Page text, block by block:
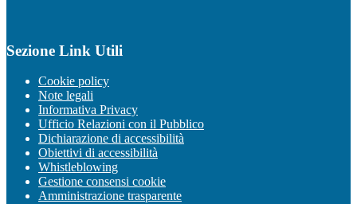
Sezione Link Utili
Cookie policy
Note legali
Informativa Privacy
Ufficio Relazioni con il Pubblico
Dichiarazione di accessibilità
Obiettivi di accessibilità
Whistleblowing
Gestione consensi cookie
Amministrazione trasparente